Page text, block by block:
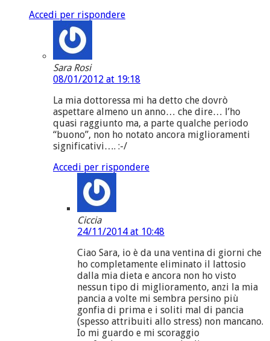
Accedi per rispondere
Sara Rosi
08/01/2012 at 19:18
La mia dottoressa mi ha detto che dovrò
aspettare almeno un anno… che dire… l’ho
quasi raggiunto ma, a parte qualche periodo
“buono”, non ho notato ancora miglioramenti
significativi…. :-/
Accedi per rispondere
Ciccia
24/11/2014 at 10:48
Ciao Sara, io è da una ventina di giorni che
ho completamente eliminato il lattosio
dalla mia dieta e ancora non ho visto
nessun tipo di miglioramento, anzi la mia
pancia a volte mi sembra persino più
gonfia di prima e i soliti mal di pancia
(spesso attribuiti allo stress) non mancano.
Io mi guardo e mi scoraggio